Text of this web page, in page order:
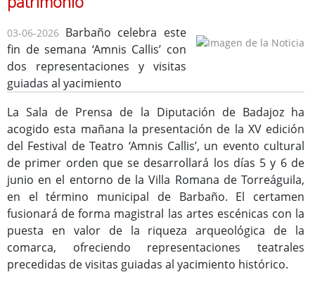
Consulta de Subvenciones
03-06-2026 Barbaño celebra este
fin de semana ‘Amnis Callis’ con
dos representaciones y visitas
guiadas al yacimiento
La Sala de Prensa de la Diputación de Badajoz ha
acogido esta mañana la presentación de la XV edición
del Festival de Teatro ‘Amnis Callis’, un evento cultural
de primer orden que se desarrollará los días 5 y 6 de
junio en el entorno de la Villa Romana de Torreáguila,
en el término municipal de Barbaño. El certamen
fusionará de forma magistral las artes escénicas con la
puesta en valor de la riqueza arqueológica de la
comarca, ofreciendo representaciones teatrales
precedidas de visitas guiadas al yacimiento histórico.